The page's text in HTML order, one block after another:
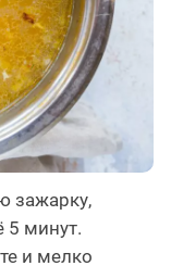
зажарку,
5 минут.
и мелко